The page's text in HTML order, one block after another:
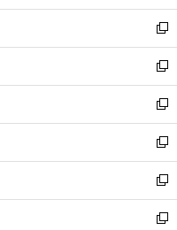
開
く
ウ
で
開
く
ン
ド
ウ
で
開
く
新
し
い
ウ
ィ
ン
ド
ウ
で
開
く
新
し
い
ウ
ィ
ン
ド
ウ
で
新
し
い
ウ
ィ
ン
ド
新
し
い
ウ
ィ
新
し
い
新